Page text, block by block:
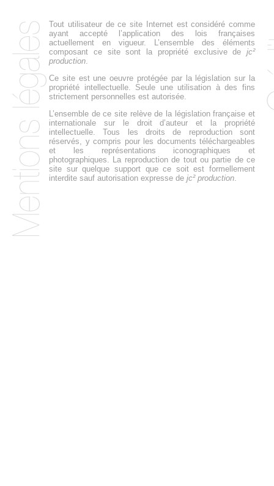
Tout utilisateur de ce site Internet est considéré comme
ayant accepté l’application des lois françaises
actuellement en vigueur. L’ensemble des éléments
composant ce site sont la propriété exclusive de jc²
production.
Ce site est une oeuvre protégée par la législation sur la
propriété intellectuelle. Seule une utilisation à des fins
strictement personnelles est autorisée.
L’ensemble de ce site relève de la législation française et
internationale sur le droit d’auteur et la propriété
intellectuelle. Tous les droits de reproduction sont
réservés, y compris pour les documents téléchargeables
et les représentations iconographiques et
photographiques. La reproduction de tout ou partie de ce
site sur quelque support que ce soit est formellement
interdite sauf autorisation expresse de jc² production.